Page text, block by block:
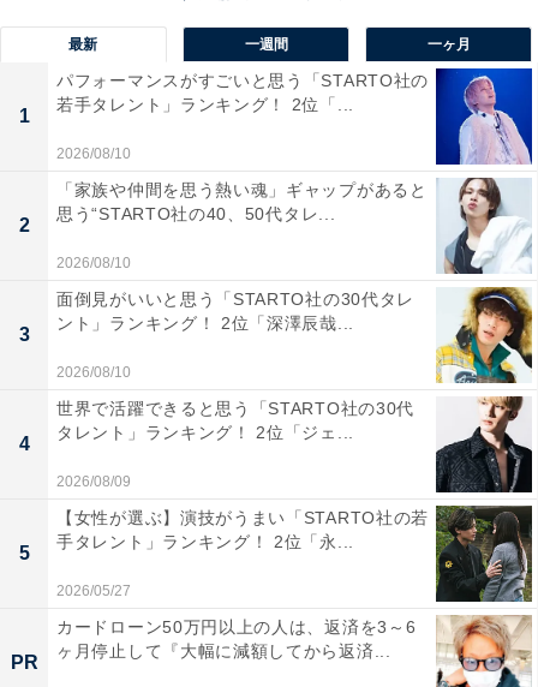
1位は「白金青い池」でした。水面が鮮やかな青色に見
える不思議な池で、水面から出ている枯れ木と織りなす
幻想的な風景が特徴です。
季節や天候によって青色の見え方が変わるため、その
時々の美しい景色を求めて多くの観光客が訪れます。有
名な絶景スポットとして広く知られ、写真撮影スポット
としても高い人気を誇っています。
次ページ
10位までの全ランキング結果を見
る
最新 一週間 一ヶ月
1
パフォーマンスがすごいと思う「STARTO社の
若手タレント」ランキング！ 2位「...
2026/08/10
2
「家族や仲間を思う熱い魂」ギャップがあると
思う“STARTO社の40、50代タレ...
2026/08/10
3
面倒見がいいと思う「STARTO社の30代タレ
ント」ランキング！ 2位「深澤辰哉...
2026/08/10
4
世界で活躍できると思う「STARTO社の30代
タレント」ランキング！ 2位「ジェ...
2026/08/09
5
【女性が選ぶ】演技がうまい「STARTO社の若
手タレント」ランキング！ 2位「永...
2026/05/27
PR
カードローン50万円以上の人は、返済を3～6
ヶ月停止して『大幅に減額してから返済...